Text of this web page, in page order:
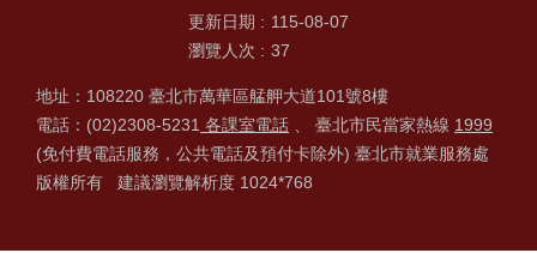
更新日期
115-08-07
瀏覽人次
37
地址：108220 臺北市萬華區艋舺大道101號8樓
電話：(02)2308-5231 各課室電話 、 臺北市民當家熱線 1999
(免付費電話服務，公共電話及預付卡除外) 臺北市就業服務處
版權所有 建議瀏覽解析度 1024*768